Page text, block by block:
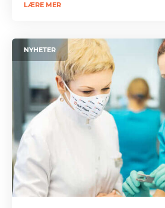
LÆRE MER
NYHETER